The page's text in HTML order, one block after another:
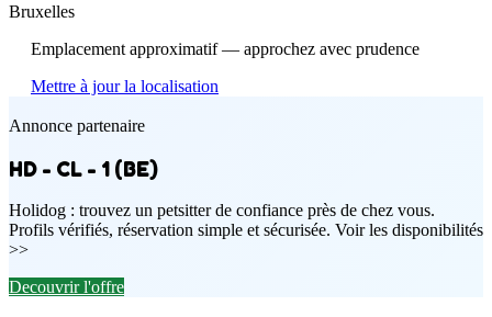
Bruxelles
Emplacement approximatif — approchez avec prudence
Mettre à jour la localisation
Annonce partenaire
HD - CL - 1 (BE)
Holidog : trouvez un petsitter de confiance près de chez vous.
Profils vérifiés, réservation simple et sécurisée. Voir les disponibilités
>>
Decouvrir l'offre